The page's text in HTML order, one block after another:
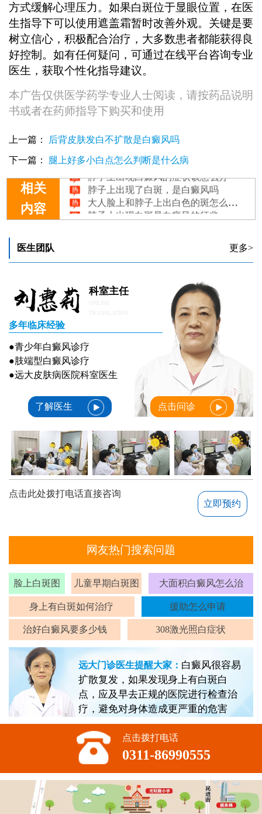
方式缓解心理压力。如果白斑位于显眼位置，在医
生指导下可以使用遮盖霜暂时改善外观。关键是要
树立信心，积极配合治疗，大多数患者都能获得良
好控制。如有任何疑问，可通过在线平台咨询专业
医生，获取个性化指导建议。
本广告仅供医学药学专业人士阅读，请按药品说明
书或者在药师指导下购买和使用
上一篇： 后背皮肤发白不扩散是白癜风吗
下一篇： 腿上好多小白点怎么判断是什么病
相关
内容
脖子上出现白癜风的症状该怎么办
脖子上出现了白斑，是白癜风吗
大人脸上和脖子上出白色的斑怎么回事
脖子上出现白斑是白癜风的征兆
医生团队 更多>
科室主任
多年临床经验
●青少年白癜风诊疗
●肢端型白癜风诊疗
●远大皮肤病医院科室医生
了解医生 点击问诊
点击此处拨打电话直接咨询
立即预约
网友热门搜索问题
脸上白斑图 儿童早期白斑图 大面积白癜风怎么治
身上有白斑如何治疗 援助怎么申请
治好白癜风要多少钱 308激光照白症状
远大门诊医生提醒大家： 白癜风很容易
扩散复发，如果发现身上有白斑白
点，应及早去正规的医院进行检查治
疗，避免对身体造成更严重的危害
点击拨打电话
0311-86990555